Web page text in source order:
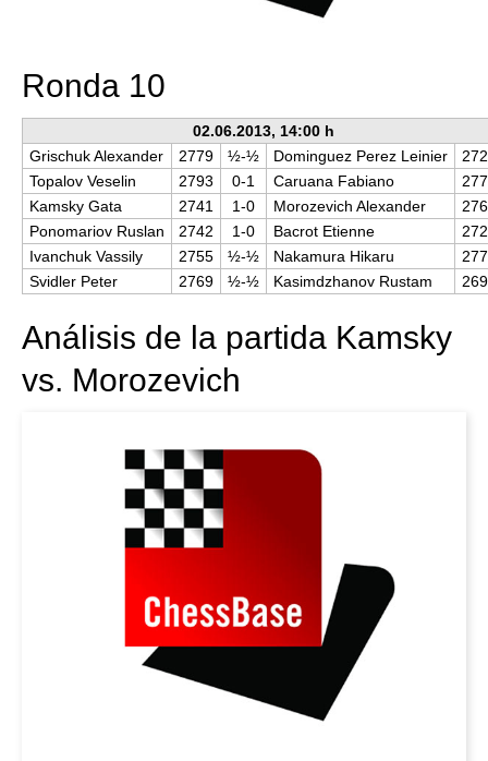
Ronda 10
02.06.2013, 14:00 h
Grischuk Alexander
2779 ½-½ Dominguez Perez Leinier
Topalov Veselin
2793 0-1 Caruana Fabiano
Kamsky Gata
2741 1-0 Morozevich Alexander
Ponomariov Ruslan
2742 1-0 Bacrot Etienne
Ivanchuk Vassily
2755 ½-½ Nakamura Hikaru
Svidler Peter
2769 ½-½ Kasimdzhanov Rustam
Análisis de la partida Kamsky
vs. Morozevich